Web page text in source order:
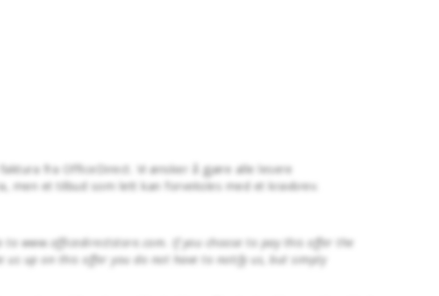
fra OfficeDirect. Vi ønsker å gjøre alle lesere
men et tilbud som lett kan forveksles med et kravbrev.
www.officedirectstore.com. If you choose to pay this offer the
up on this offer you do not have to notify us, but simply